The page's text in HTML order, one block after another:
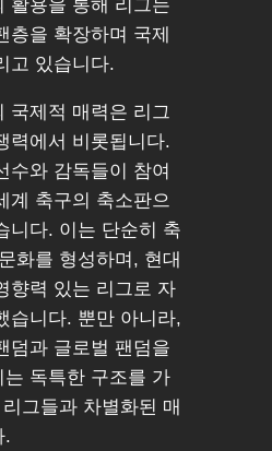
활용을 통해 리그는
층을 확장하며 국제
고 있습니다.
국제적 매력은 리그
력에서 비롯됩니다.
수와 감독들이 참여
계 축구의 축소판으
니다. 이는 단순히 축
화를 형성하며, 현대
향력 있는 리그로 자
습니다. 뿐만 아니라,
덤과 글로벌 팬덤을
독특한 구조를 가
그들과 차별화된 매
.